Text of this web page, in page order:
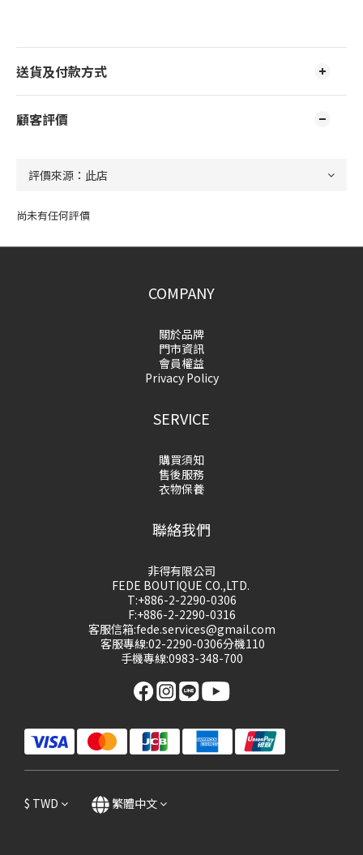
送貨及付款方式
顧客評價
尚未有任何評價
COMPANY
關於品牌
門市資訊
會員權益
Privacy Policy
SERVICE
購買須知
售後服務
衣物保養
聯絡我們
非得有限公司
FEDE BOUTIQUE CO.,LTD.
T:+886-2-2290-0306
F:+886-2-2290-0316
客服信箱:fede.services@gmail.com
客服專線:02-2290-0306分機110
手機專線:0983-348-700
$ TWD 繁體中文